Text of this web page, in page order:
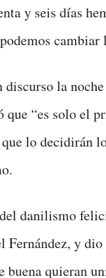
y seis días
la noche
que “es solo el
lo decidirán
danilismo
Fernández, y
buena quieran